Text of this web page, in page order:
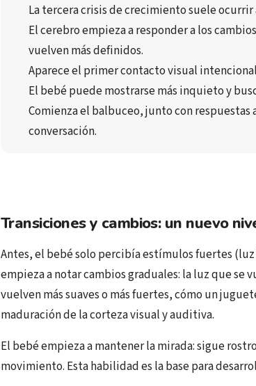
La tercera crisis de crecimiento suele
El cerebro empieza a responder a los
vuelven más definidos.
Aparece el primer contacto visual
El bebé puede mostrarse más inquieto y
Comienza el balbuceo, junto con respuestas
conversación.
Transiciones y cambios: un nuevo
Antes, el bebé solo percibía estímulos fuertes
empieza a notar cambios graduales: la luz que se
vuelven más suaves o más fuertes, cómo un
maduración de la corteza visual y auditiva.
El bebé empieza a mantener la mirada: sigue
movimiento. Esta habilidad es la base para